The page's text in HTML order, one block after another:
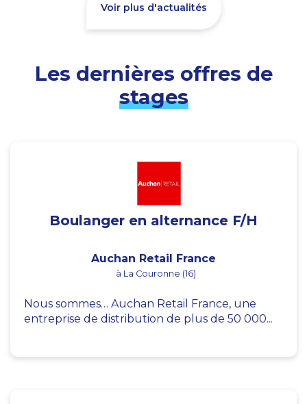
Voir plus d'actualités
Les dernières offres de
stages
Boulanger en alternance F/H
Auchan Retail France
à La Couronne (16)
Nous sommes… Auchan Retail France, une
entreprise de distribution de plus de 50 000...